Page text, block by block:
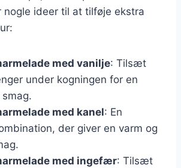
nogle ideer til at tilføje ekstra
med vanilje: Tilsæt
under kogningen for en
med kanel: En
der giver en varm og
med ingefær: Tilsæt